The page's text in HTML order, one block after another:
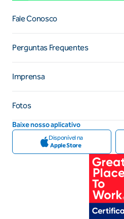
Fale Conosco
Perguntas Frequentes
Imprensa
Fotos
Baixe nosso aplicativo
Disponível na
Apple Store